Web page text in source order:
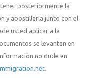
posteriormente la
y apostillarla junto con el
usted aplicar a la
se levantan en
no dude en
.